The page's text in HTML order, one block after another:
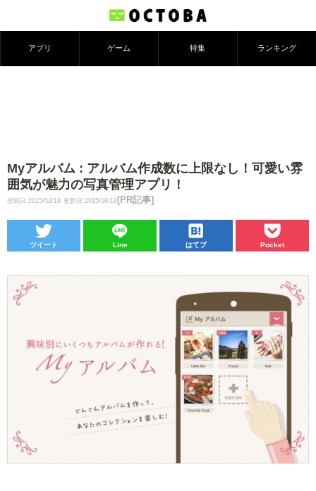
アプリ ゲーム 特集 ランキング
Myアルバム : アルバム作成数に上限なし！可愛い雰
囲気が魅力の写真管理アプリ！
投稿日:2015/02/18 更新日:2015/08/19 [PR記事]
ツイート Line はてブ Pocket